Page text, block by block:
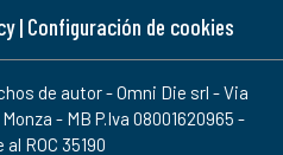
| Configuración de cookies
de autor - Omni Die srl - Via
- MB P.Iva 08001620965 -
ROC 35190